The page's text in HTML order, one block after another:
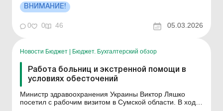
территориях отпускать лекарства по электронным
рецептам могут не только фармацевты, но и
специалисты по специальности «Медсестринство».
Больше...
ВНИМАНИЕ!
0 0 46 05.03.2026
Новости Бюджет | Бюджет. Бухгалтерский обзор
Работа больниц и экстренной помощи в
условиях обесточений
Министр здравоохранения Украины Виктор Ляшко
посетил с рабочим визитом в Сумской области. В ходе